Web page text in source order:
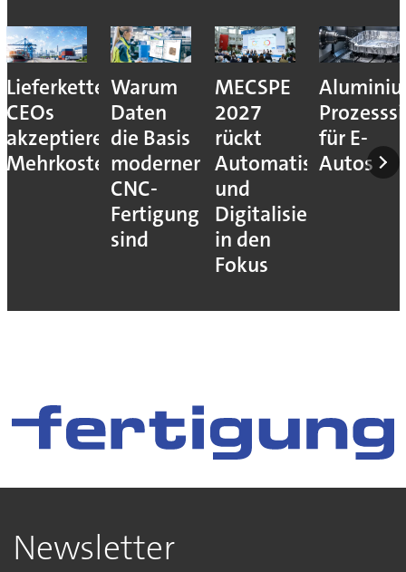
Lieferkettenresilienz:
CEOs
akzeptieren
Mehrkosten
Warum
Daten
die Basis
moderner
CNC-
Fertigung
sind
MECSPE
2027
rückt
Automatisierung
und
Digitalisierung
in den
Fokus
für E-
Autos
Newsletter